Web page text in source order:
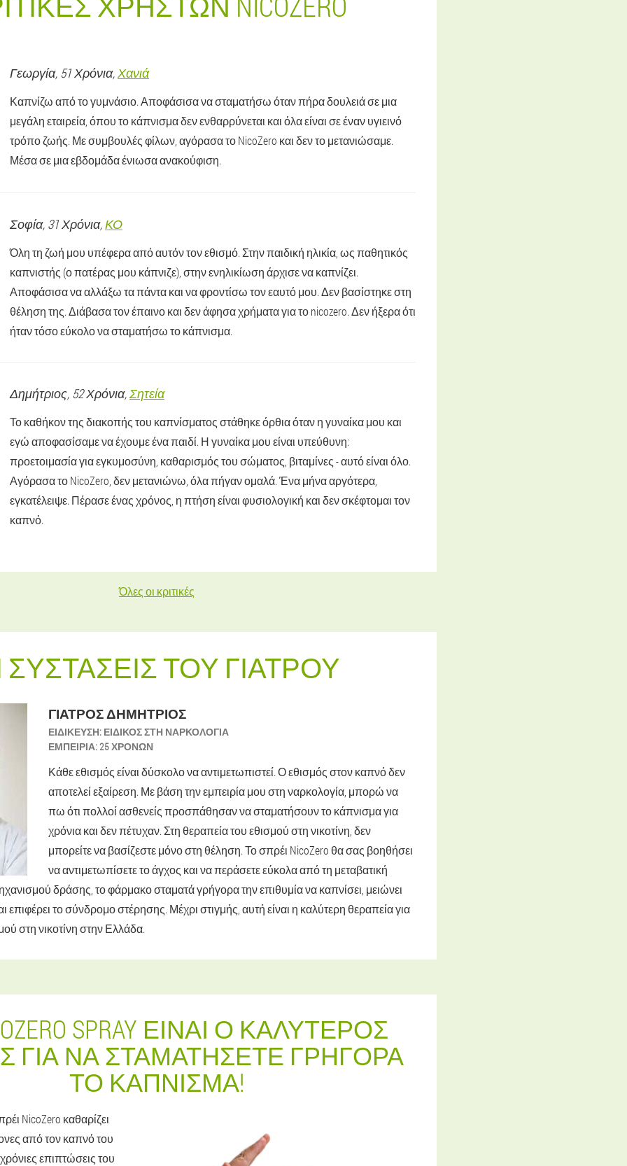
Γεωργία, 51 Χρόνια,Χανιά
Καπνίζω από το γυμνάσιο. Αποφάσισα να σταματήσω όταν πήρα δουλειά σε μια
μεγάλη εταιρεία, όπου το κάπνισμα δεν ενθαρρύνεται και όλα είναι σε έναν υγιεινό
τρόπο ζωής. Με συμβουλές φίλων, αγόρασα το NicoZero και δεν το μετανιώσαμε.
Μέσα σε μια εβδομάδα ένιωσα ανακούφιση.
Σοφία, 31 Χρόνια,ΚΟ
Όλη τη ζωή μου υπέφερα από αυτόν τον εθισμό. Στην παιδική ηλικία, ως παθητικός
καπνιστής (ο πατέρας μου κάπνιζε), στην ενηλικίωση άρχισε να καπνίζει.
Αποφάσισα να αλλάξω τα πάντα και να φροντίσω τον εαυτό μου. Δεν βασίστηκε στη
θέληση της. Διάβασα τον έπαινο και δεν άφησα χρήματα για το nicozero. Δεν ήξερα ότι
ήταν τόσο εύκολο να σταματήσω το κάπνισμα.
Δημήτριος, 52 Χρόνια,Σητεία
Το καθήκον της διακοπής του καπνίσματος στάθηκε όρθια όταν η γυναίκα μου και
εγώ αποφασίσαμε να έχουμε ένα παιδί. Η γυναίκα μου είναι υπεύθυνη:
προετοιμασία για εγκυμοσύνη, καθαρισμός του σώματος, βιταμίνες - αυτό είναι όλο.
Αγόρασα το NicoZero, δεν μετανιώνω, όλα πήγαν ομαλά. Ένα μήνα αργότερα,
εγκατέλειψε. Πέρασε ένας χρόνος, η πτήση είναι φυσιολογική και δεν σκέφτομαι τον
καπνό.
Όλες οι κριτικές
ΣΥΣΤΆΣΕΙΣ ΤΟΥ ΓΙΑΤΡΟΎ
ΓΙΑΤΡΌΣ ΔΗΜΉΤΡΙΟΣ
ΕΙΔΊΚΕΥΣΗ: ΕΙΔΙΚΌΣ ΣΤΗ ΝΑΡΚΟΛΟΓΊΑ
ΕΜΠΕΙΡΊΑ:25 ΧΡΟΝΏΝ
Κάθε εθισμός είναι δύσκολο να αντιμετωπιστεί. Ο εθισμός στον καπνό δεν
αποτελεί εξαίρεση. Με βάση την εμπειρία μου στη ναρκολογία, μπορώ να
πω ότι πολλοί ασθενείς προσπάθησαν να σταματήσουν το κάπνισμα για
χρόνια και δεν πέτυχαν. Στη θεραπεία του εθισμού στη νικοτίνη, δεν
μπορείτε να βασίζεστε μόνο στη θέληση. Το σπρέι NicoZero θα σας βοηθήσει
να αντιμετωπίσετε το άγχος και να περάσετε εύκολα από τη μεταβατική
δράσης, το φάρμακο σταματά γρήγορα την επιθυμία να καπνίσει, μειώνει
επιφέρει το σύνδρομο στέρησης. Μέχρι στιγμής, αυτή είναι η καλύτερη θεραπεία για
στη νικοτίνη στην Ελλάδα.
SPRAY ΕΊΝΑΙ Ο ΚΑΛΎΤΕΡΟΣ
ΓΙΑ ΝΑ ΣΤΑΜΑΤΉΣΕΤΕ ΓΡΉΓΟΡΑ
ΤΟ ΚΆΠΝΙΣΜΑ!
NicoZero καθαρίζει
από τον καπνό του
επιπτώσεις του